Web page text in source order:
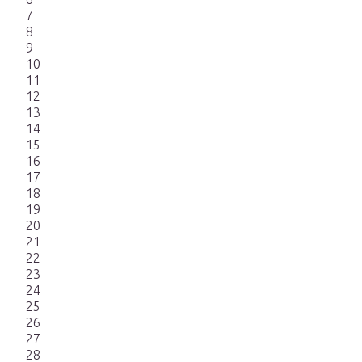
7
8
9
10
11
12
13
14
15
16
17
18
19
20
21
22
23
24
25
26
27
28